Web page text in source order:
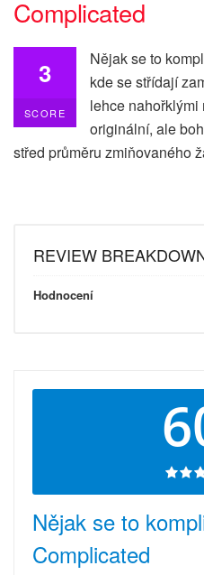
Complicated
3
SCORE
Nějak se to
kde se střídají
lehce nahořklými
originální, ale
střed průměru zmiňovaného
REVIEW
Hodnocení
Nějak se to
Complicated